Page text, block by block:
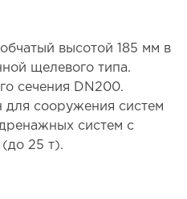
высотой 185 мм в
щелевого типа.
сечения DN200.
для сооружения систем
систем с
(до 25 т).